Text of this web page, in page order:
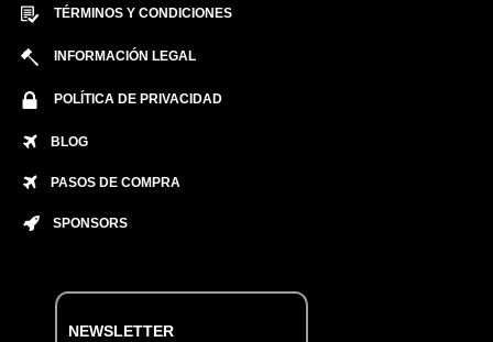
TÉRMINOS Y CONDICIONES
INFORMACIÓN LEGAL
POLÍTICA DE PRIVACIDAD
BLOG
PASOS DE COMPRA
SPONSORS
NEWSLETTER